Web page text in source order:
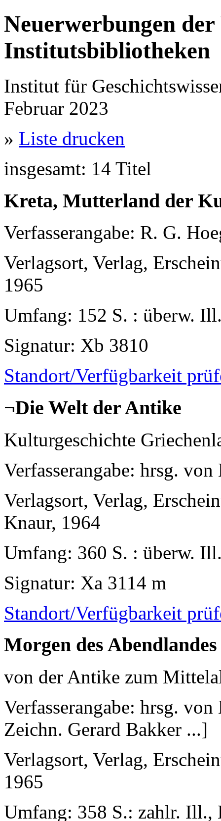
Neuerwerbungen
Institutsbibliotheken
Institut für
Februar 2023
» Liste drucken
insgesamt: 14 Titel
Kreta, Mutterland der
Verfasserangabe: R. G.
Verlagsort, Verlag,
1965
Umfang: 152 S. : überw.
Signatur: Xb 3810
Standort/Verfügbarkeit
¬Die Welt der Antike
Kulturgeschichte
Verfasserangabe: hrsg. von
Verlagsort, Verlag,
Knaur, 1964
Umfang: 360 S. : überw.
Signatur: Xa 3114 m
Standort/Verfügbarkeit
Morgen des Abendlandes
von der Antike zum
Verfasserangabe: hrsg. von
Zeichn. Gerard Bakker ...]
Verlagsort, Verlag,
1965
Umfang: 358 S.: zahlr. Ill.,